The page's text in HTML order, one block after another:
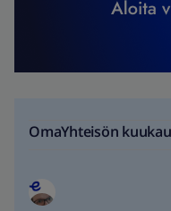
OmaYhteisön